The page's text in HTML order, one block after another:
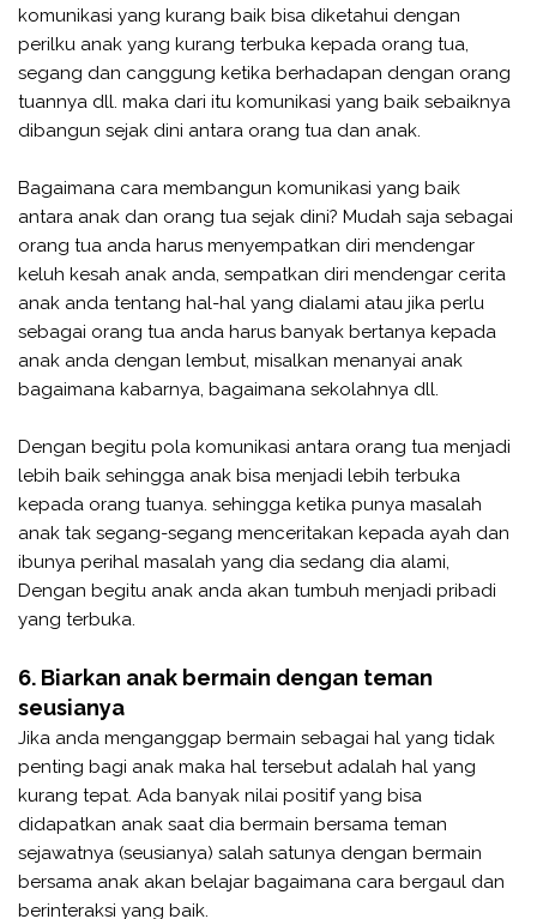
komunikasi yang kurang baik bisa diketahui dengan
perilku anak yang kurang terbuka kepada orang tua,
segang dan canggung ketika berhadapan dengan orang
tuannya dll. maka dari itu komunikasi yang baik sebaiknya
dibangun sejak dini antara orang tua dan anak.
Bagaimana cara membangun komunikasi yang baik
antara anak dan orang tua sejak dini? Mudah saja sebagai
orang tua anda harus menyempatkan diri mendengar
keluh kesah anak anda, sempatkan diri mendengar cerita
anak anda tentang hal-hal yang dialami atau jika perlu
sebagai orang tua anda harus banyak bertanya kepada
anak anda dengan lembut, misalkan menanyai anak
bagaimana kabarnya, bagaimana sekolahnya dll.
Dengan begitu pola komunikasi antara orang tua menjadi
lebih baik sehingga anak bisa menjadi lebih terbuka
kepada orang tuanya. sehingga ketika punya masalah
anak tak segang-segang menceritakan kepada ayah dan
ibunya perihal masalah yang dia sedang dia alami,
Dengan begitu anak anda akan tumbuh menjadi pribadi
yang terbuka.
6. Biarkan anak bermain dengan teman
seusianya
Jika anda menganggap bermain sebagai hal yang tidak
penting bagi anak maka hal tersebut adalah hal yang
kurang tepat. Ada banyak nilai positif yang bisa
didapatkan anak saat dia bermain bersama teman
sejawatnya (seusianya) salah satunya dengan bermain
bersama anak akan belajar bagaimana cara bergaul dan
berinteraksi yang baik.